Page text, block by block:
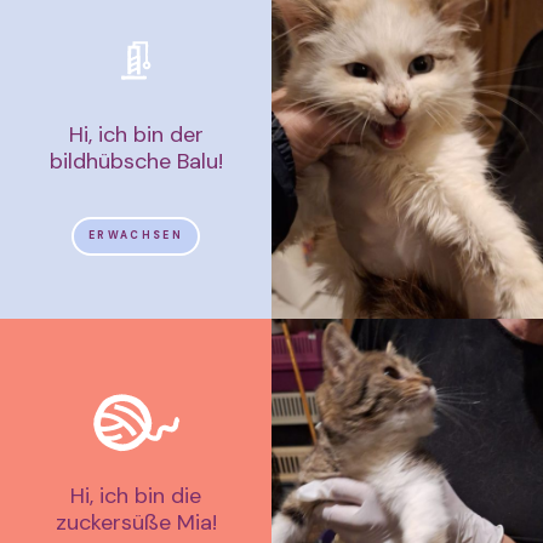
Hi, ich bin der
bildhübsche Balu!
ERWACHSEN
Hi, ich bin die
zuckersüße Mia!